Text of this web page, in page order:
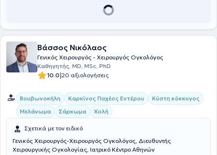
Βάσσος Νικόλαος
Γενικός Χειρουργός - Χειρουργός Ογκολόγος
Καθηγητής, MD, MSc, PhD
10.0|20 αξιολογήσεις
Βουβωνοκήλη Καρκίνος Παχέος Εντέρου
Κύστη κόκκυγος
Μελάνωμα
Σάρκωμα Χολή
Σχετικά με τον ειδικό
Γενικός Χειρουργός-Χειρουργός Ογκολόγος, Διευθυντής
Χειρουργικής Ογκολογίας, Ιατρικό Κέντρο Αθηνών